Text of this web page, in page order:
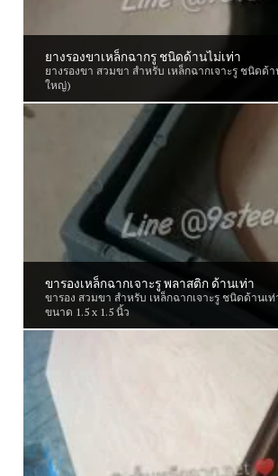
ยางรองขาเหล็กฉากรู ชนิดด้านไม่เท่า
ยางรองขา สวมขา สำหรับ เหล็กฉากเจาะรู ชนิดด้
ใหญ่)
ขารองเหล็กฉากเจาะรู พลาสติก ด้านเท่า
ขารอง สวมขา สำหรับ เหล็กฉากเจาะรู ชนิดด้านเ
ขนาด 1.5 x 1.5 นิ้ว